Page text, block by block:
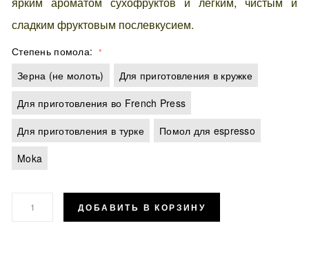
сладким фруктовым послевкусием.
Степень помола
Зерна (не молоть)
Для приготовления в кружке
Для приготовления во French Press
Для приготовления в турке
Помол для espresso
Moka
ДОБАВИТЬ В КОРЗИНУ